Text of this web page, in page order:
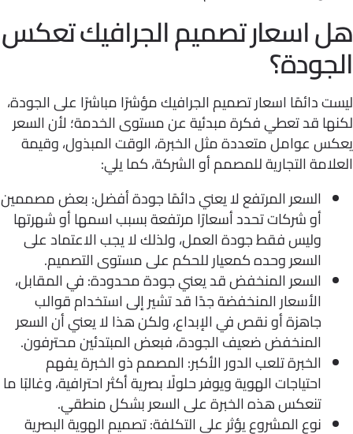
اسعار تصميم الجرافيك تعكس
دائمًا اسعار تصميم الجرافيك مؤشرًا مباشرًا على الجودة،
قد تعطي فكرة مبدئية عن مستوى الخدمة؛ لأن السعر
عوامل متعددة مثل الخبرة، الوقت المبذول، وقيمة
التجارية للمصمم أو الشركة، كما يلي:
السعر المرتفع لا يعني دائمًا جودة أفضل: بعض مصممين
أو شركات تحدد أسعارًا مرتفعة بسبب اسمها أو شهرتها
وليس فقط جودة العمل، ولذلك لا يجب الاعتماد على
السعر وحده كمعيار للحكم على مستوى التصميم.
السعر المنخفض قد يعني جودة محدودة: في المقابل،
الأسعار المنخفضة جدًا قد تشير إلى استخدام قوالب
جاهزة أو نقص في الإبداع، ولكن هذا لا يعني أن السعر
المنخفض ضعيف الجودة، فبعض المبتدئين محترفون.
الخبرة تلعب الدور الأكبر: المصمم ذو الخبرة يفهم
احتياجات الهوية ويوفر حلولًا بصرية أكثر احترافية، وغالبًا ما
تنعكس هذه الخبرة على السعر بشكل منطقي.
نوع المشروع يؤثر على التكلفة: تصميم الهوية البصرية